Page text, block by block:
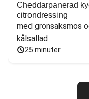
Cheddarpanerad
citrondressing
med grönsaksmos
kålsallad
25 minuter